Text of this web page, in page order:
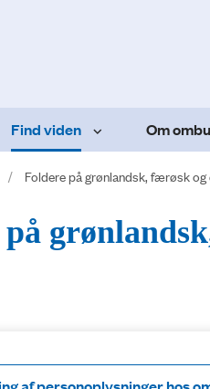
Find viden Om
Foldere på grønlandsk, færøsk og
på